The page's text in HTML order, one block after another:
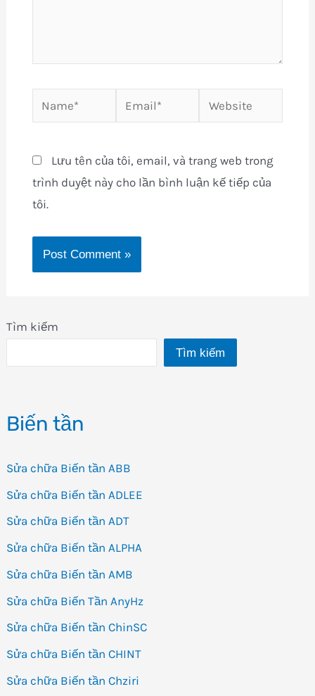
Tìm kiếm
Tìm kiếm
Biến tần
Sửa chữa Biến tần ABB
Sửa chữa Biến tần ADLEE
Sửa chữa Biến tần ADT
Sửa chữa Biến tần ALPHA
Sửa chữa Biến tần AMB
Sửa chữa Biến Tần AnyHz
Sửa chữa Biến tần ChinSC
Sửa chữa Biến tần CHINT
Sửa chữa Biến tần Chziri
Name* Email* Website
Lưu tên của tôi, email, và trang web trong
trình duyệt này cho lần bình luận kế tiếp của
tôi.